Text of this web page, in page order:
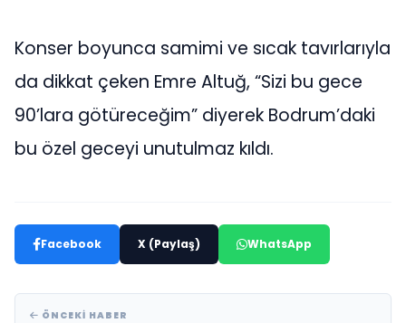
Konser boyunca samimi ve sıcak tavırlarıyla
da dikkat çeken Emre Altuğ, “Sizi bu gece
90’lara götüreceğim” diyerek Bodrum’daki
bu özel geceyi unutulmaz kıldı.
Facebook X (Paylaş) WhatsApp
ÖNCEKI HABER